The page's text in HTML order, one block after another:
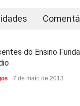
do Ensino
7 de maio de 2013